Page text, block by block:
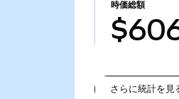
時価総額
さらに統計を見